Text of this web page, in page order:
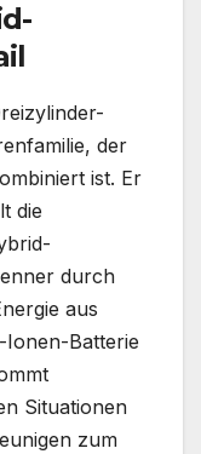
der
ist. Er
die
durch
aus
Ionen-Batterie
Situationen
zum